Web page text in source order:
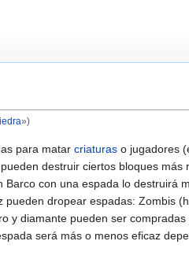
»)
para matar criaturas o jugadores
destruir ciertos bloques
Barco con una espada lo destruirá
pueden dropear espadas: Zombis
y diamante pueden ser
será más o menos eficaz